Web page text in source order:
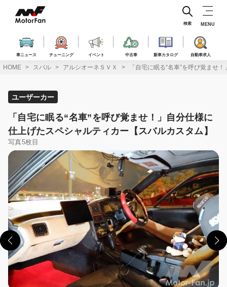
ス
車ニュース チューニング イベント 中古車 新車カタログ 自動車求人
検索 MENU
HOME スバル アルシオーネＳＶＸ 「自宅に眠る“名車”を呼び覚ませ
ユーザーカー
「自宅に眠る“名車”を呼び覚ませ！」自分仕様に
仕上げたスペシャルティカー【スバルカスタム】
写真5枚目